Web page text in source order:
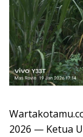
2026 — Ketua